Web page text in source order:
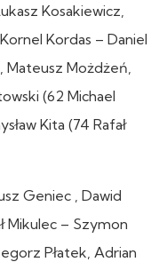
Kosakiewicz,
Kordas – Daniel
Mateusz Możdżeń,
(62 Michael
Kita (74 Rafał
Geniec , Dawid
Mikulec – Szymon
Płatek, Adrian